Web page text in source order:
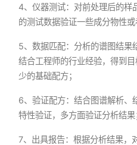
4、仪器测试：对前处理后的样
的测试数据验证一些成分物性或
5、数据匹配：分析的谱图结果
结合工程师的行业经验，得到
少的基础配方；
6、验证配方：结合图谱解析、
特性验证，多方面验证分析结果
7、出具报告：根据分析结果，